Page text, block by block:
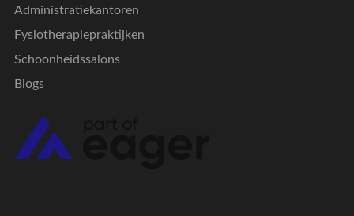
Administratiekantoren
Fysiotherapiepraktijken
Schoonheidssalons
Blogs